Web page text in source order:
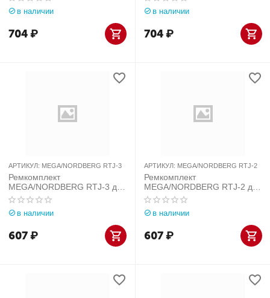
в наличии
704₽
в наличии
704₽
АРТИКУЛ: MEGA/NORDBERG RTJ-3
Ремкомплект
MEGA/NORDBERG RTJ-3 для
домкрата TJ3
в наличии
607₽
АРТИКУЛ: MEGA/NORDBERG RTJ-2
Ремкомплект
MEGA/NORDBERG RTJ-2 для
домкрата TJ2
в наличии
607₽